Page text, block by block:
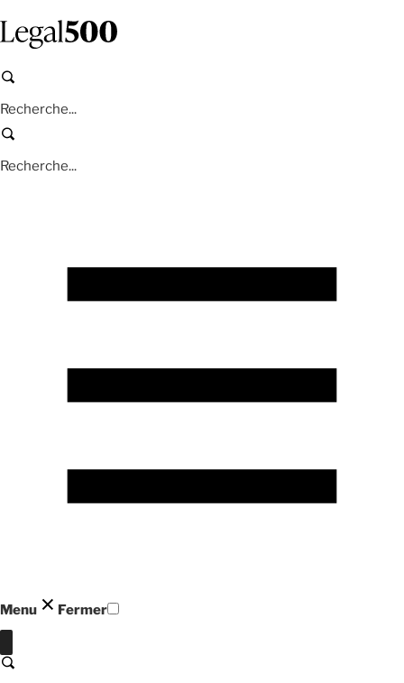
contenu
principal
Recherche
Recherche
Menu Fermer
Recherche